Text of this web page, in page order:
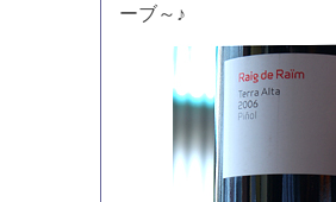
ーブ～♪